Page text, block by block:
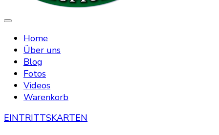
Niederrheinisches Bierfest
Home
Über uns
Blog
Fotos
Videos
Warenkorb
EINTRITTSKARTEN